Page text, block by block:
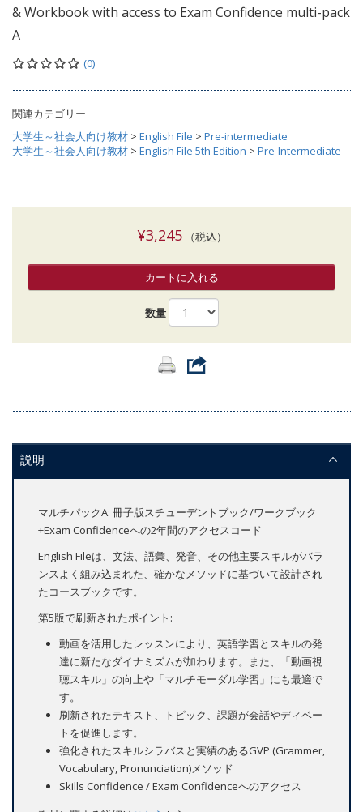
& Workbook with access to Exam Confidence multi-pack
A
(0)
関連カテゴリー
大学生～社会人向け教材 > English File > Pre-intermediate
大学生～社会人向け教材 > English File 5th Edition > Pre-Intermediate
¥3,245（税込）
カートに入れる
数量
説明
マルチパックA: 冊子版スチューデントブック/ワークブック
+Exam Confidenceへの2年間のアクセスコード
English Fileは、文法、語彙、発音、その他主要スキルがバラ
ンスよく組み込まれた、確かなメソッドに基づいて設計され
たコースブックです。
第5版で刷新されたポイント:
動画を活用したレッスンにより、英語学習とスキルの発
達に新たなダイナミズムが加わります。また、「動画視
聴スキル」の向上や「マルチモーダル学習」にも最適で
す。
刷新されたテキスト、トピック、課題が会話やディベー
トを促進します。
強化されたスキルシラバスと実績のあるGVP (Grammer,
Vocabulary, Pronunciation)メソッド
Skills Confidence / Exam Confidenceへのアクセス